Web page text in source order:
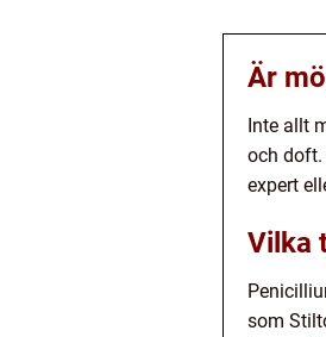
Är
Inte allt
och doft.
expert
Vilka
som